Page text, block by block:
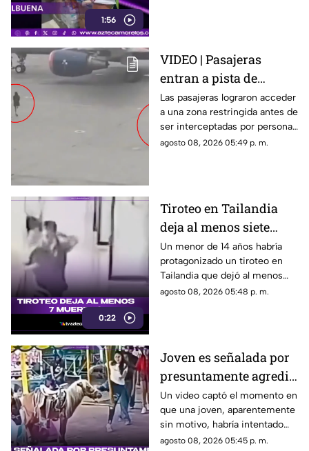
1:56
VIDEO | Pasajeras
entran a pista de
aeropuerto tras perder
su vuelo; autoridades
logran detenerlas
Las pasajeras lograron acceder
a una zona restringida antes de
ser interceptadas por personal
del aeropuerto.
agosto 08, 2026 05:49 p. m.
0:22
Tiroteo en Tailandia
deja al menos siete
muertos
Un menor de 14 años habría
protagonizado un tiroteo en
Tailandia que dejó al menos
siete personas muertas, entre
agosto 08, 2026 05:48 p. m.
Joven es señalada por
presuntamente agredir
a un pony en feria de
Pueblo Mágico
Un video captó el momento en
que una joven, aparentemente
sin motivo, habría intentado
agredir a un pequeño pony.
agosto 08, 2026 05:45 p. m.